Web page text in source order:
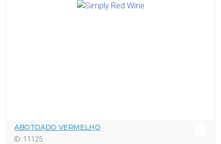
ABOTOADO VERMELHO
ID: 11125